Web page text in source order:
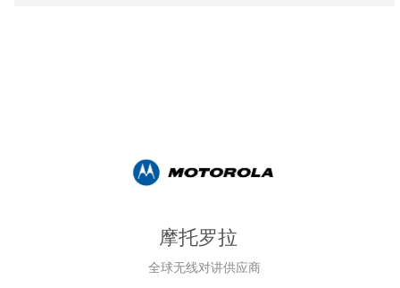
全球无线对讲供应商
摩托罗拉